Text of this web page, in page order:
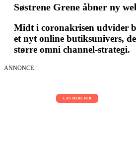
Søstrene Grene åbner ny
Midt i coronakrisen udvider
et nyt online butiksunivers,
større omni channel-strategi.
ANNONCE
LÆS MERE HER